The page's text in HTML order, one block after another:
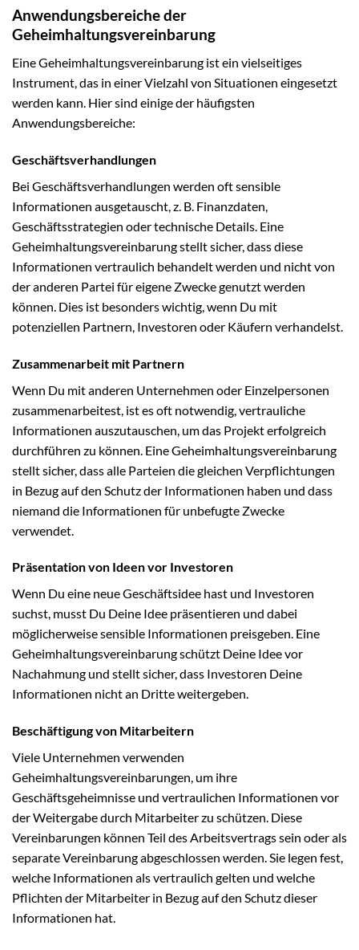
Anwendungsbereiche der
Geheimhaltungsvereinbarung
Eine Geheimhaltungsvereinbarung ist ein vielseitiges
Instrument, das in einer Vielzahl von Situationen eingesetzt
werden kann. Hier sind einige der häufigsten
Anwendungsbereiche:
Geschäftsverhandlungen
Bei Geschäftsverhandlungen werden oft sensible
Informationen ausgetauscht, z. B. Finanzdaten,
Geschäftsstrategien oder technische Details. Eine
Geheimhaltungsvereinbarung stellt sicher, dass diese
Informationen vertraulich behandelt werden und nicht von
der anderen Partei für eigene Zwecke genutzt werden
können. Dies ist besonders wichtig, wenn Du mit
potenziellen Partnern, Investoren oder Käufern verhandelst.
Zusammenarbeit mit Partnern
Wenn Du mit anderen Unternehmen oder Einzelpersonen
zusammenarbeitest, ist es oft notwendig, vertrauliche
Informationen auszutauschen, um das Projekt erfolgreich
durchführen zu können. Eine Geheimhaltungsvereinbarung
stellt sicher, dass alle Parteien die gleichen Verpflichtungen
in Bezug auf den Schutz der Informationen haben und dass
niemand die Informationen für unbefugte Zwecke
verwendet.
Präsentation von Ideen vor Investoren
Wenn Du eine neue Geschäftsidee hast und Investoren
suchst, musst Du Deine Idee präsentieren und dabei
möglicherweise sensible Informationen preisgeben. Eine
Geheimhaltungsvereinbarung schützt Deine Idee vor
Nachahmung und stellt sicher, dass Investoren Deine
Informationen nicht an Dritte weitergeben.
Beschäftigung von Mitarbeitern
Viele Unternehmen verwenden
Geheimhaltungsvereinbarungen, um ihre
Geschäftsgeheimnisse und vertraulichen Informationen vor
der Weitergabe durch Mitarbeiter zu schützen. Diese
Vereinbarungen können Teil des Arbeitsvertrags sein oder als
separate Vereinbarung abgeschlossen werden. Sie legen fest,
welche Informationen als vertraulich gelten und welche
Pflichten der Mitarbeiter in Bezug auf den Schutz dieser
Informationen hat.